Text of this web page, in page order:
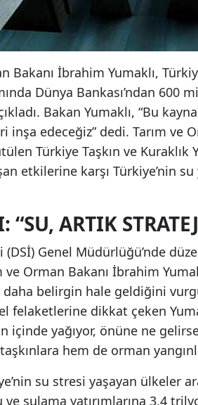
Bakanı İbrahim Yumaklı,
Dünya Bankası’ndan 600
Bakan Yumaklı, “Bu
edeceğiz” dedi. Tarım ve
Türkiye Taşkın ve
etkilerine karşı Türkiye’nin
“SU, ARTIK
Genel Müdürlüğü’nde
ve Orman Bakanı İbrahim
belirgin hale geldiğini
felaketlerine dikkat çeken
içinde yağıyor, önüne ne
hem de orman
su stresi yaşayan ülkeler
ve sulama yatırımlarına 3,4